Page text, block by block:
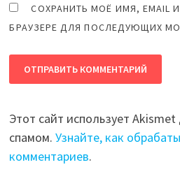
СОХРАНИТЬ МОЁ ИМЯ, EMAIL
БРАУЗЕРЕ ДЛЯ ПОСЛЕДУЮЩИХ
Этот сайт использует
спамом.Узнайте, как
комментариев.